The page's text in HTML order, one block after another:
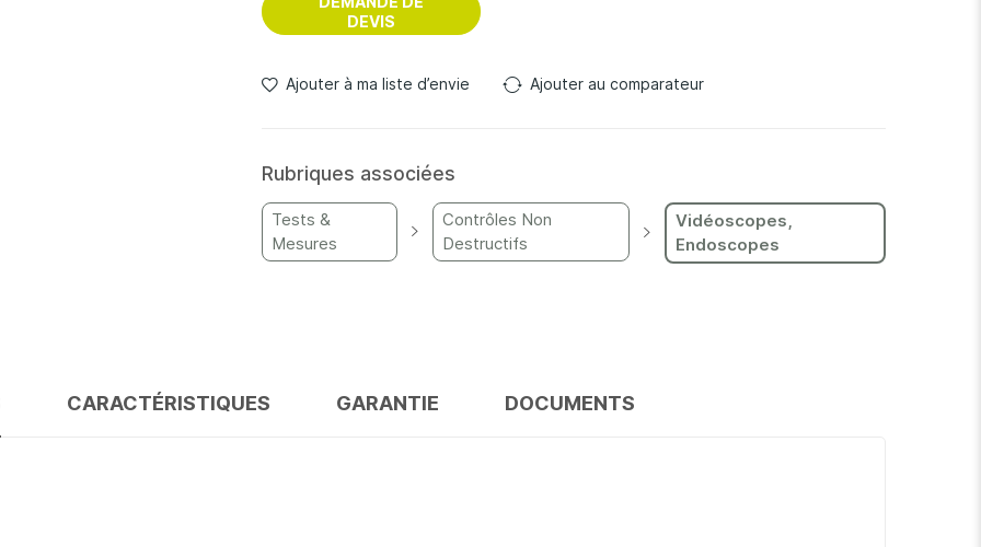
DEVIS
Ajouter à ma liste d’envie Ajouter au comparateur
Rubriques associées
Tests &
Mesures
Contrôles Non
Destructifs
Vidéoscopes,
Endoscopes
CARACTÉRISTIQUES GARANTIE DOCUMENTS